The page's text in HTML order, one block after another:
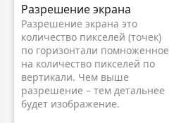
Разрешение экрана
Разрешение экрана это
количество пикселей (точек)
по горизонтали помноженное
на количество пикселей по
вертикали. Чем выше
разрешение – тем детальнее
будет изображение.